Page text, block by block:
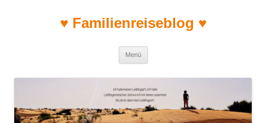
♥ Familienreiseblog ♥
Menü